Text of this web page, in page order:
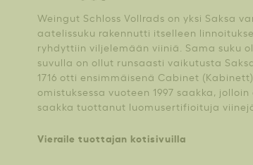
Weingut Schloss Vollrads on yksi Saksa
aatelissuku rakennutti itselleen
ryhdyttiin viljelemään viiniä. Sama suku
suvulla on ollut runsaasti vaikutusta
1716 otti ensimmäisenä Cabinet
omistuksessa vuoteen 1997 saakka,
saakka tuottanut luomusertifioituja
Vieraile tuottajan kotisivuilla